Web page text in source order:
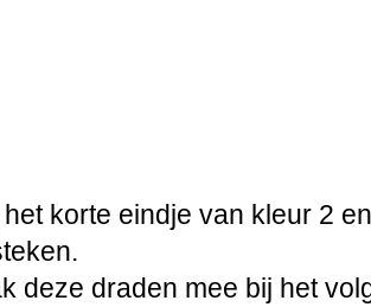
korte eindje van kleur 2
deze draden mee bij het